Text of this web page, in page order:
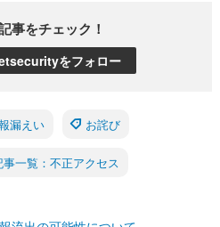
事をチェック！
をフォロー
漏えい お詫び
一覧：不正アクセス